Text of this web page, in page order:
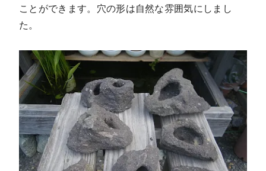
ことができます。穴の形は自然な雰囲気にしまし
た。